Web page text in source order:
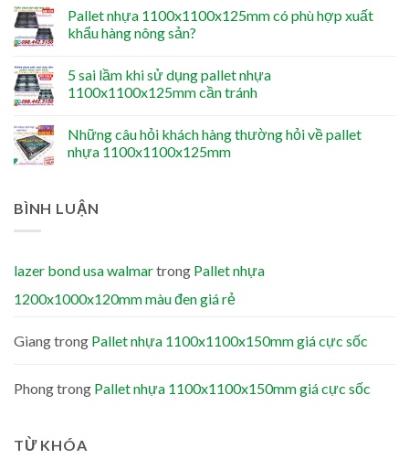
Pallet nhựa 1100x1100x125mm có phù hợp xuất
khẩu hàng nông sản?
5 sai lầm khi sử dụng pallet nhựa
1100x1100x125mm cần tránh
Những câu hỏi khách hàng thường hỏi về pallet
nhựa 1100x1100x125mm
BÌNH LUẬN
lazer bond usa walmartrong Pallet nhựa
1200x1000x120mm màu đen giá rẻ
Giangtrong Pallet nhựa 1100x1100x150mm giá cực sốc
Phongtrong Pallet nhựa 1100x1100x150mm giá cực sốc
TỪ KHÓA